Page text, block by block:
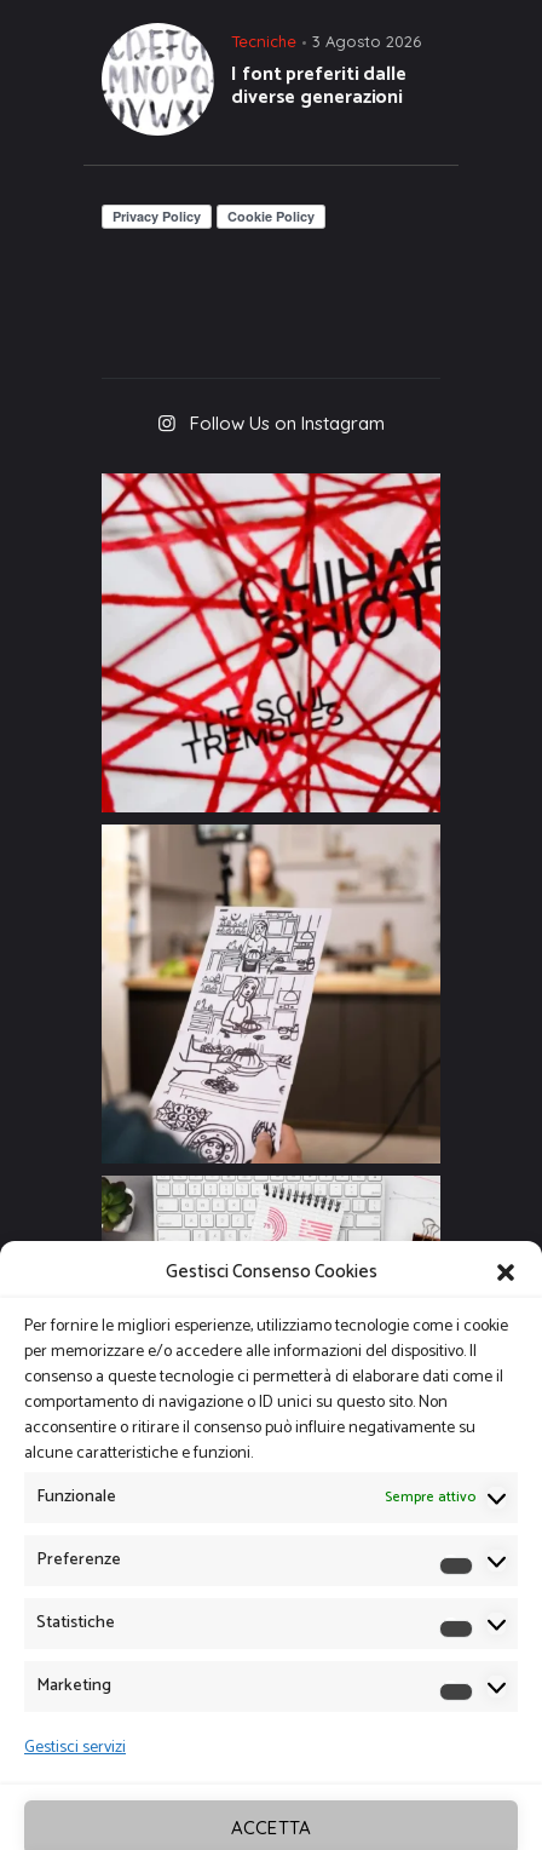
Gestisci Consenso Cookies
Per fornire le migliori esperienze, utilizziamo tecnologie come i cookie
per memorizzare e/o accedere alle informazioni del dispositivo. Il
consenso a queste tecnologie ci permetterà di elaborare dati come il
comportamento di navigazione o ID unici su questo sito. Non
acconsentire o ritirare il consenso può influire negativamente su
alcune caratteristiche e funzioni.
Funzionale
Sempre attivo
Preferenze
Statistiche
Marketing
Gestisci servizi
ACCETTA
Tecniche 3 Agosto 2026
I font preferiti dalle
diverse generazioni
Follow Us on Instagram